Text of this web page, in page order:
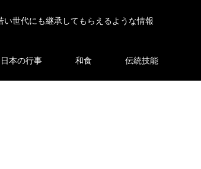
世代にも継承してもらえるような情報
日本の行事 和食 伝統技能